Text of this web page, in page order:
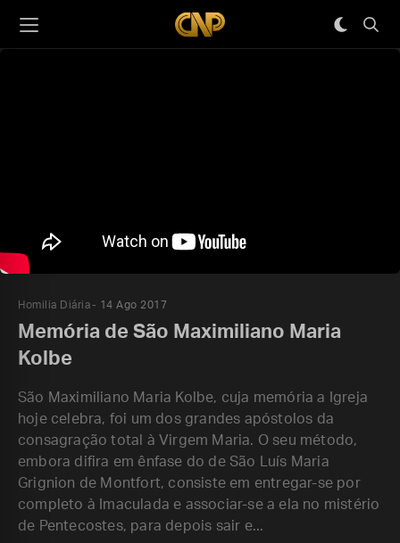
Homilia Diária 14 Ago 2017
Memória de São Maximiliano Maria
Kolbe
São Maximiliano Maria Kolbe, cuja memória a Igreja
hoje celebra, foi um dos grandes apóstolos da
consagração total à Virgem Maria. O seu método,
embora difira em ênfase do de São Luís Maria
Grignion de Montfort, consiste em entregar-se por
completo à Imaculada e associar-se a ela no mistério
de Pentecostes, para depois sair e...